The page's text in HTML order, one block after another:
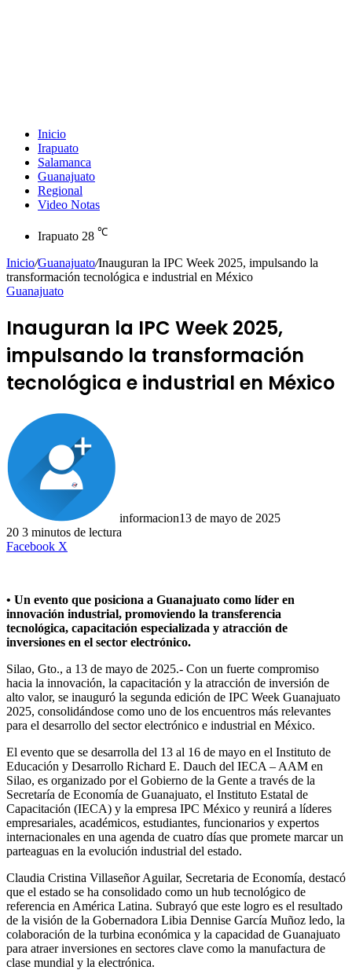
Inicio
Irapuato
Salamanca
Guanajuato
Regional
Video Notas
Irapuato 28 ℃
Inicio/Guanajuato/Inauguran la IPC Week 2025, impulsando la
transformación tecnológica e industrial en México
Guanajuato
Inauguran la IPC Week 2025,
impulsando la transformación
tecnológica e industrial en México
informacion13 de mayo de 2025
20 3 minutos de lectura
Facebook X
• Un evento que posiciona a Guanajuato como líder en
innovación industrial, promoviendo la transferencia
tecnológica, capacitación especializada y atracción de
inversiones en el sector electrónico.
Silao, Gto., a 13 de mayo de 2025.- Con un fuerte compromiso
hacia la innovación, la capacitación y la atracción de inversión de
alto valor, se inauguró la segunda edición de IPC Week Guanajuato
2025, consolidándose como uno de los encuentros más relevantes
para el desarrollo del sector electrónico e industrial en México.
El evento que se desarrolla del 13 al 16 de mayo en el Instituto de
Educación y Desarrollo Richard E. Dauch del IECA – AAM en
Silao, es organizado por el Gobierno de la Gente a través de la
Secretaría de Economía de Guanajuato, el Instituto Estatal de
Capacitación (IECA) y la empresa IPC México y reunirá a líderes
empresariales, académicos, estudiantes, funcionarios y expertos
internacionales en una agenda de cuatro días que promete marcar un
parteaguas en la evolución industrial del estado.
Claudia Cristina Villaseñor Aguilar, Secretaria de Economía, destacó
que el estado se ha consolidado como un hub tecnológico de
referencia en América Latina. Subrayó que este logro es el resultado
de la visión de la Gobernadora Libia Dennise García Muñoz ledo, la
colaboración de la turbina económica y la capacidad de Guanajuato
para atraer inversiones en sectores clave como la manufactura de
clase mundial y la electrónica.